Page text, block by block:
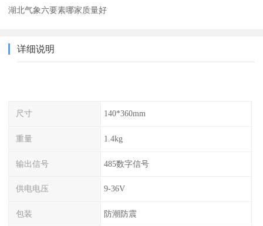
湖北气象六要素哪家质量好
详细说明
尺寸 140*360mm
重量 1.4kg
输出信号 485数字信号
供电电压 9-36V
包装 防潮防震